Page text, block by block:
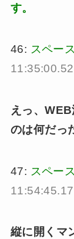
す。
46: スペー
11:35:00.52
えっ、
のは何だっ
47: スペー
11:54:45.17
縦に開くマ